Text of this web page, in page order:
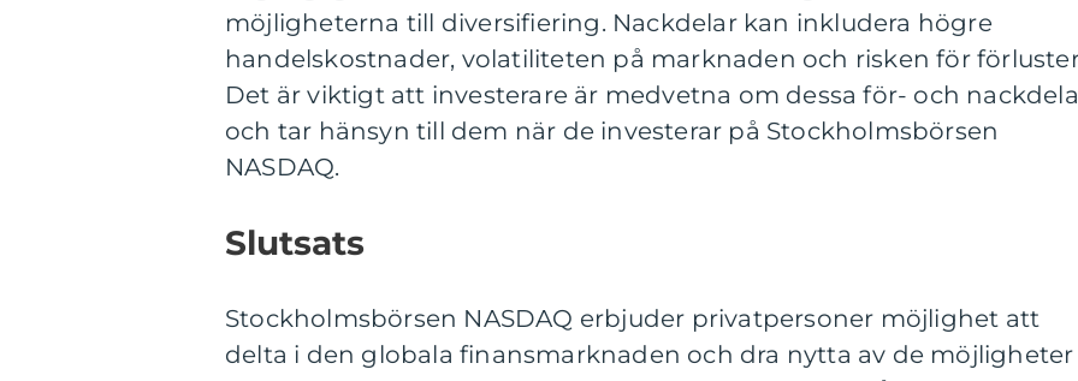
möjligheterna till diversifiering. Nackdelar kan inkludera högre
handelskostnader, volatiliteten på marknaden och risken för
Det är viktigt att investerare är medvetna om dessa för- och
och tar hänsyn till dem när de investerar på Stockholmsbörsen
NASDAQ.
Slutsats
Stockholmsbörsen NASDAQ erbjuder privatpersoner möjlighet att
delta i den globala finansmarknaden och dra nytta av de möjligheter